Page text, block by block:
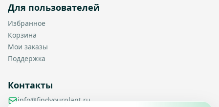
Для пользователей
Избранное
Корзина
Мои заказы
Поддержка
Контакты
info@findyourplant.ru